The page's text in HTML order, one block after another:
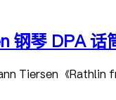
钢琴 DPA 话
Tiersen《